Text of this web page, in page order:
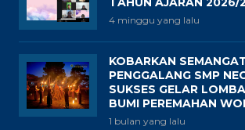
4 minggu yang lalu
KOBARKAN
PENGGALANG SMP
SUKSES GELAR
BUMI PEREMAHAN
1 bulan yang lalu